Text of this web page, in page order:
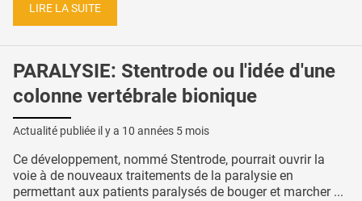
LIRE LA SUITE
PARALYSIE: Stentrode ou l'idée d'une
colonne vertébrale bionique
Actualité publiée il y a 10 années 5 mois
Ce développement, nommé Stentrode, pourrait ouvrir la
voie à de nouveaux traitements de la paralysie en
permettant aux patients paralysés de bouger et marcher ...